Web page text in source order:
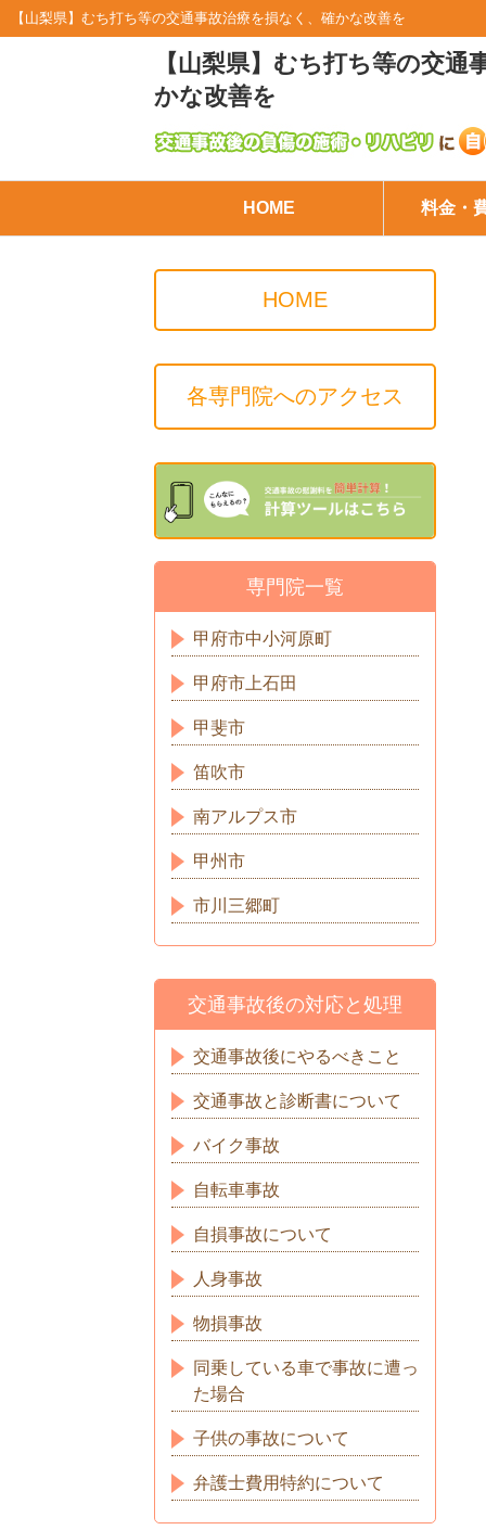
【山梨県】むち打ち等の交通事故治療を損なく、確かな改善を
【山梨県】むち打ち等の交通
かな改善を
HOME 料金・
HOME
各専門院へのアクセス
専門院一覧
甲府市中小河原町
甲府市上石田
甲斐市
笛吹市
南アルプス市
甲州市
市川三郷町
交通事故後の対応と処理
交通事故後にやるべきこと
交通事故と診断書について
バイク事故
自転車事故
自損事故について
人身事故
物損事故
同乗している車で事故に遭っ
た場合
子供の事故について
弁護士費用特約について